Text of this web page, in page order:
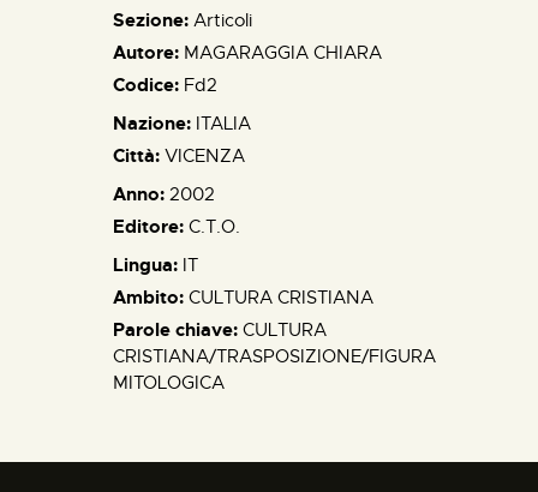
Sezione: Articoli
Autore: MAGARAGGIA CHIARA
Codice: Fd2
Nazione: ITALIA
Città: VICENZA
Anno: 2002
Editore: C.T.O.
Lingua: IT
Ambito: CULTURA CRISTIANA
Parole chiave: CULTURA
CRISTIANA/TRASPOSIZIONE/FIGURA
MITOLOGICA